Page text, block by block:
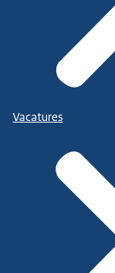
Vacatures